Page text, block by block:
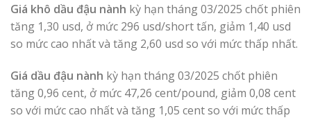
Giá khô dầu đậu nành kỳ hạn tháng 03/2025 chốt phiên
tăng 1,30 usd, ở mức 296 usd/short tấn, giảm 1,40 usd
so mức cao nhất và tăng 2,60 usd so với mức thấp nhất.
Giá dầu đậu nành kỳ hạn tháng 03/2025 chốt phiên
tăng 0,96 cent, ở mức 47,26 cent/pound, giảm 0,08 cent
so với mức cao nhất và tăng 1,05 cent so với mức thấp